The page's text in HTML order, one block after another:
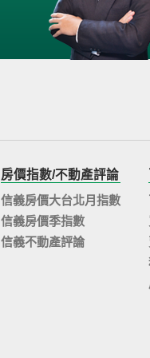
房價指數/不動產評論
信義房價大台北月指數
信義房價季指數
信義不動產評論